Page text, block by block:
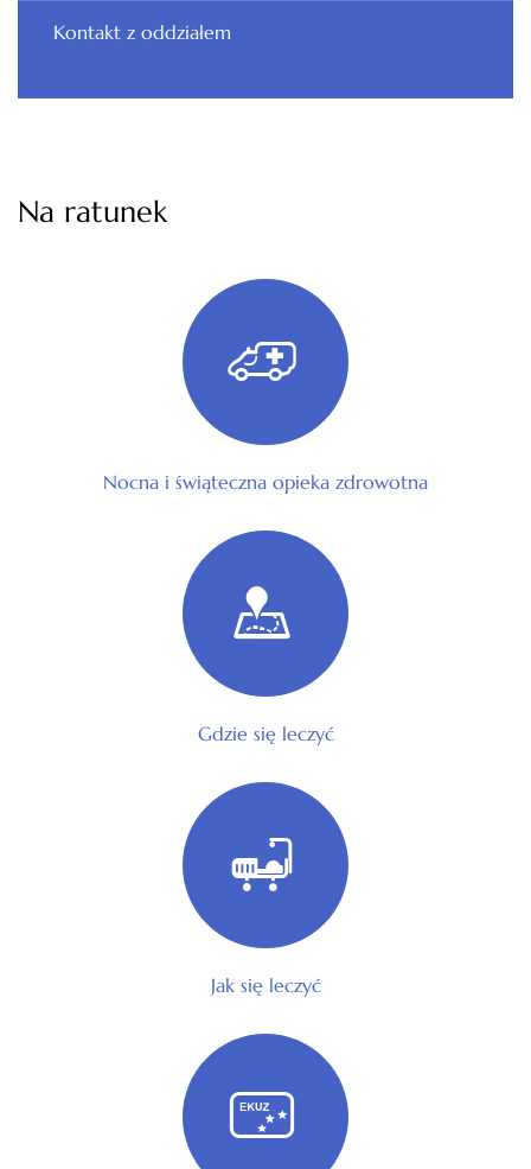
Kontakt z oddziałem
Na ratunek
Nocna i świąteczna opieka zdrowotna
Gdzie się leczyć
Jak się leczyć